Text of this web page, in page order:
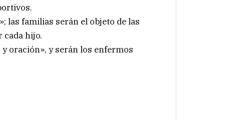
las familias serán el objeto de las
cada hijo.
y oración», y serán los enfermos